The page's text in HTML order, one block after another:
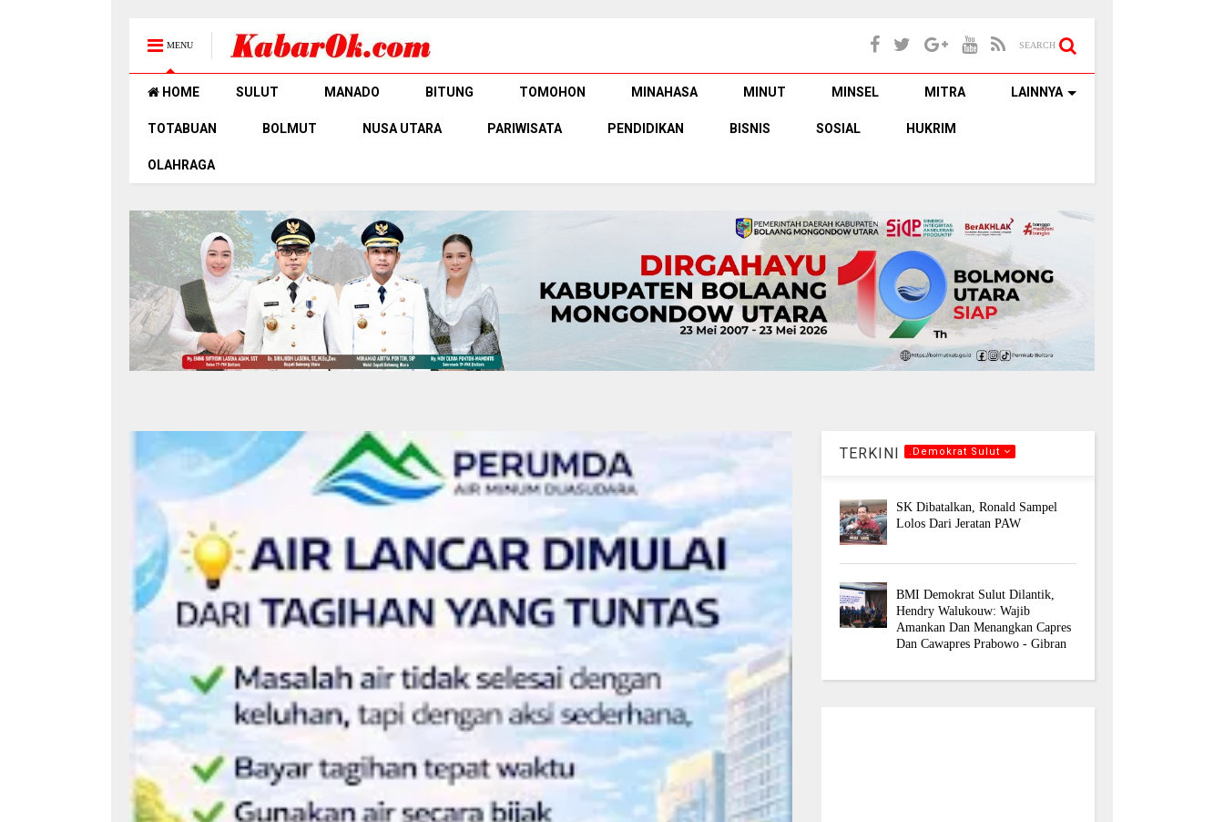
MENU SEARCH
HOME SULUT MANADO BITUNG TOMOHON MINAHASA MINUT MINSEL MITRA LAINNYA
TOTABUAN BOLMUT NUSA UTARA PARIWISATA PENDIDIKAN BISNIS SOSIAL HUKRIM
OLAHRAGA
TERKINI .Demokrat Sulut
SK Dibatalkan, Ronald Sampel
Lolos Dari Jeratan PAW
BMI Demokrat Sulut Dilantik,
Hendry Walukouw: Wajib
Amankan Dan Menangkan Capres
Dan Cawapres Prabowo - Gibran